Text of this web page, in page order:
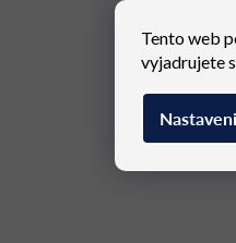
Tento web
vyjadrujete